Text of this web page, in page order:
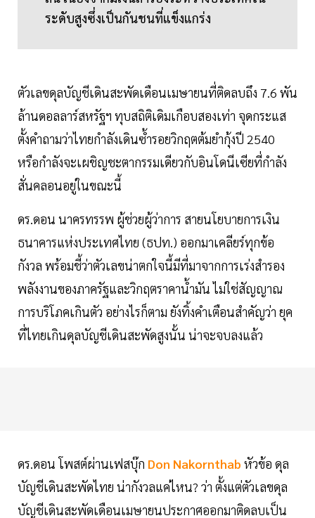
ระดับสูงซึ่งเป็นกันชนที่แข็งแกร่ง
ตัวเลขดุลบัญชีเดินสะพัดเดือนเมษายนที่ติดลบถึง 7.6 พัน
ล้านดอลลาร์สหรัฐฯ ทุบสถิติเดิมเกือบสองเท่า จุดกระแส
ตั้งคำถามว่าไทยกำลังเดินซ้ำรอยวิกฤตต้มยำกุ้งปี 2540
หรือกำลังจะเผชิญชะตากรรมเดียวกับอินโดนีเซียที่กำลัง
สั่นคลอนอยู่ในขณะนี้
ดร.ดอน นาครทรรพ ผู้ช่วยผู้ว่าการ สายนโยบายการเงิน
ธนาคารแห่งประเทศไทย (ธปท.) ออกมาเคลียร์ทุกข้อ
กังวล พร้อมชี้ว่าตัวเลขน่าตกใจนี้มีที่มาจากการเร่งสำรอง
พลังงานของภาครัฐและวิกฤตราคาน้ำมัน ไม่ใช่สัญญาณ
การบริโภคเกินตัว อย่างไรก็ตาม ยังทิ้งคำเตือนสำคัญว่า ยุค
ที่ไทยเกินดุลบัญชีเดินสะพัดสูงนั้น น่าจะจบลงแล้ว
ดร.ดอน โพสต์ผ่านเฟสบุ๊ก Don Nakornthab หัวข้อ ดุล
บัญชีเดินสะพัดไทย น่ากังวลแค่ไหน? ว่า ตั้งแต่ตัวเลขดุล
บัญชีเดินสะพัดเดือนเมษายนประกาศออกมาติดลบเป็น